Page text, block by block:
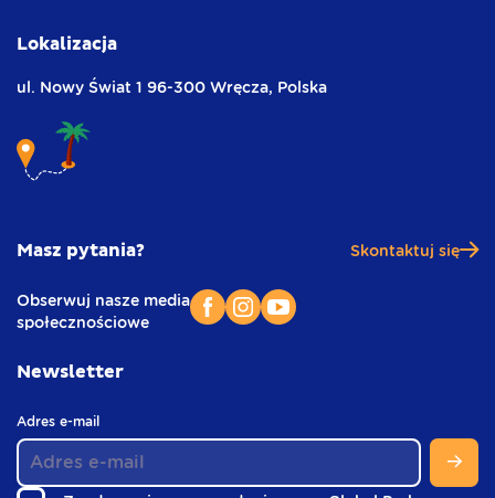
Lokalizacja
ul. Nowy Świat 1 96-300 Wręcza, Polska
Masz pytania? Skontaktuj się
Obserwuj nasze media
społecznościowe
Newsletter
Adres e-mail(
w
s
t